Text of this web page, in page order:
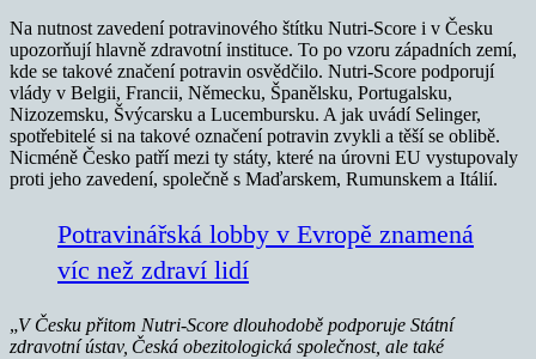
Na nutnost zavedení potravinového štítku Nutri-Score i v Česku
upozorňují hlavně zdravotní instituce. To po vzoru západních zemí,
kde se takové značení potravin osvědčilo. Nutri-Score podporují
vlády v Belgii, Francii, Německu, Španělsku, Portugalsku,
Nizozemsku, Švýcarsku a Lucembursku. A jak uvádí Selinger,
spotřebitelé si na takové označení potravin zvykli a těší se oblibě.
Nicméně Česko patří mezi ty státy, které na úrovni EU vystupovaly
proti jeho zavedení, společně s Maďarskem, Rumunskem a Itálií.
Potravinářská lobby v Evropě znamená
víc než zdraví lidí
„V Česku přitom Nutri-Score dlouhodobě podporuje Státní
zdravotní ústav, Česká obezitologická společnost, ale také